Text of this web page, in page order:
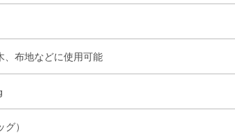
、布地などに使用可能
）